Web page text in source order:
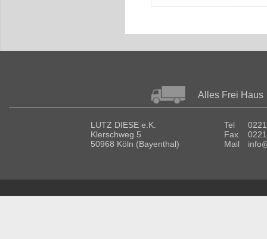
Alles Frei Haus
LUTZ DIESE e.K.
Klerschweg 5
50968 Köln (Bayenthal)
Tel
Fax
Mail